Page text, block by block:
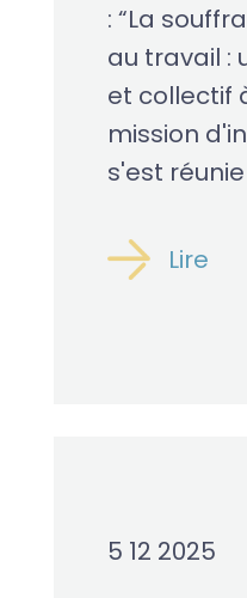
: “La
au travail :
et collectif
mission
s'est
Lire
5 12 2025